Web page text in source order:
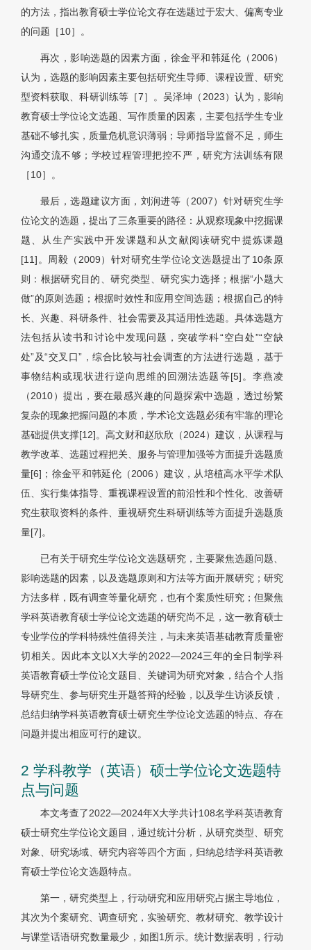
的方法，指出教育硕士学位论文存在选题过于宏大、偏离专业
的问题［10］ 。
再次，影响选题的因素方面，徐金平和韩延伦（2006）
认为，选题的影响因素主要包括研究生导师、课程设置、研究
型资料获取、科研训练等［7］。吴泽坤（2023）认为，影响
教育硕士学位论文选题、写作质量的因素，主要包括学生专业
基础不够扎实，质量危机意识薄弱；导师指导监督不足，师生
沟通交流不够；学校过程管理把控不严，研究方法训练有限
［10］ 。
最后，选题建议方面，刘润进等（2007）针对研究生学
位论文的选题，提出了三条重要的路径：从观察现象中挖掘课
题、从生产实践中开发课题和从文献阅读研究中提炼课题
[11]。周毅（2009）针对研究生学位论文选题提出了10条原
则：根据研究目的、研究类型、研究实力选择；根据“小题大
做”的原则选题；根据时效性和应用空间选题；根据自己的特
长、兴趣、科研条件、社会需要及其适用性选题。具体选题方
法包括从读书和讨论中发现问题，突破学科“空白处”“空缺
处”及“交叉口”，综合比较与社会调查的方法进行选题，基于
事物结构或现状进行逆向思维的回溯法选题等[5]。李燕凌
（2010）提出，要在最感兴趣的问题探索中选题，透过纷繁
复杂的现象把握问题的本质，学术论文选题必须有牢靠的理论
基础提供支撑[12]。高文财和赵欣欣（2024）建议，从课程与
教学改革、选题过程把关、服务与管理加强等方面提升选题质
量[6]；徐金平和韩延伦（2006）建议，从培植高水平学术队
伍、实行集体指导、重视课程设置的前沿性和个性化、改善研
究生获取资料的条件、重视研究生科研训练等方面提升选题质
量[7]。
已有关于研究生学位论文选题研究，主要聚焦选题问题、
影响选题的因素，以及选题原则和方法等方面开展研究；研究
方法多样，既有调查等量化研究，也有个案质性研究；但聚焦
学科英语教育硕士学位论文选题的研究尚不足，这一教育硕士
专业学位的学科特殊性值得关注，与未来英语基础教育质量密
切相关。因此本文以X大学的2022—2024三年的全日制学科
英语教育硕士学位论文题目、关键词为研究对象，结合个人指
导研究生、参与研究生开题答辩的经验，以及学生访谈反馈，
总结归纳学科英语教育硕士研究生学位论文选题的特点、存在
问题并提出相应可行的建议。
2 学科教学（英语）硕士学位论文选题特
点与问题
本文考查了2022—2024年X大学共计108名学科英语教育
硕士研究生学位论文题目，通过统计分析，从研究类型、研究
对象、研究场域、研究内容等四个方面，归纳总结学科英语教
育硕士学位论文选题特点。
第一，研究类型上，行动研究和应用研究占据主导地位，
其次为个案研究、调查研究，实验研究、教材研究、教学设计
与课堂话语研究数量最少，如图1所示。统计数据表明，行动